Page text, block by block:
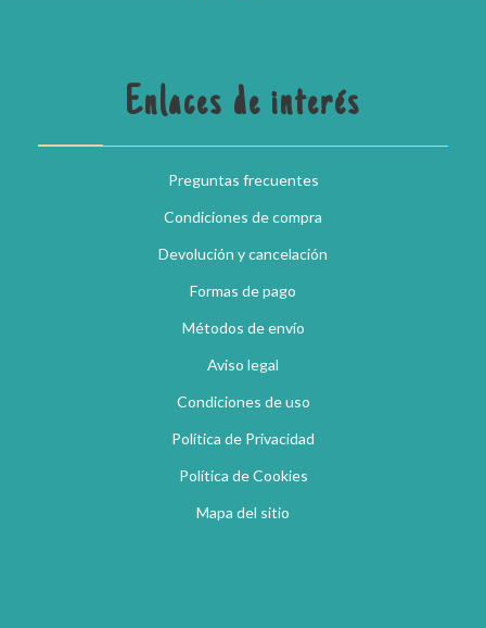
Enlaces de interés
Preguntas frecuentes
Condiciones de compra
Devolución y cancelación
Formas de pago
Métodos de envío
Aviso legal
Condiciones de uso
Política de Privacidad
Política de Cookies
Mapa del sitio